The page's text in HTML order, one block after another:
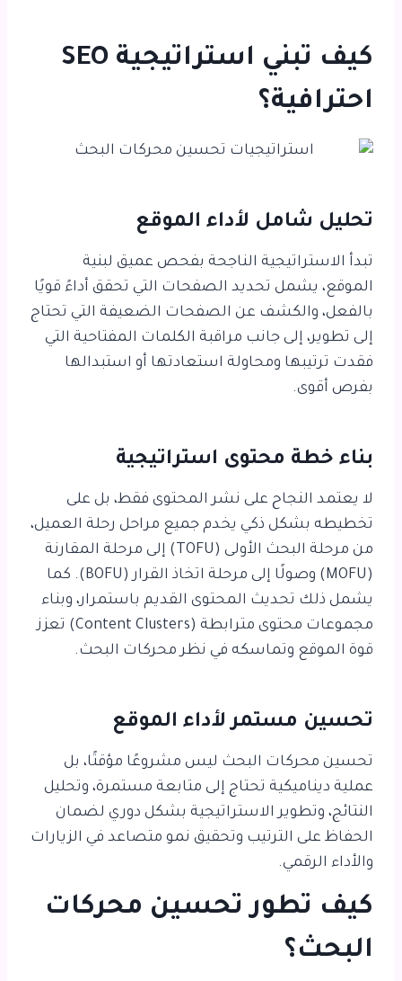
كيف تبني استراتيجية SEO
احترافية؟
تحليل شامل لأداء الموقع
تبدأ الاستراتيجية الناجحة بفحص عميق لبنية
الموقع، يشمل تحديد الصفحات التي تحقق أداءً قويًا
بالفعل، والكشف عن الصفحات الضعيفة التي تحتاج
إلى تطوير، إلى جانب مراقبة الكلمات المفتاحية التي
فقدت ترتيبها ومحاولة استعادتها أو استبدالها
بفرص أقوى.
بناء خطة محتوى استراتيجية
لا يعتمد النجاح على نشر المحتوى فقط، بل على
تخطيطه بشكل ذكي يخدم جميع مراحل رحلة العميل،
من مرحلة البحث الأولى (TOFU) إلى مرحلة المقارنة
(MOFU) وصولًا إلى مرحلة اتخاذ القرار (BOFU). كما
يشمل ذلك تحديث المحتوى القديم باستمرار، وبناء
مجموعات محتوى مترابطة (Content Clusters) تعزز
قوة الموقع وتماسكه في نظر محركات البحث.
تحسين مستمر لأداء الموقع
تحسين محركات البحث ليس مشروعًا مؤقتًا، بل
عملية ديناميكية تحتاج إلى متابعة مستمرة، وتحليل
النتائج، وتطوير الاستراتيجية بشكل دوري لضمان
الحفاظ على الترتيب وتحقيق نمو متصاعد في الزيارات
والأداء الرقمي.
كيف تطور تحسين محركات
البحث؟